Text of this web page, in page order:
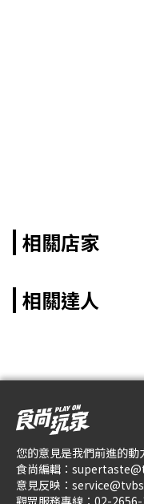
相關店家
相關達人
您的意見是我們前進的
食尚編輯：
意見反映：
觀眾服務專線： 02-